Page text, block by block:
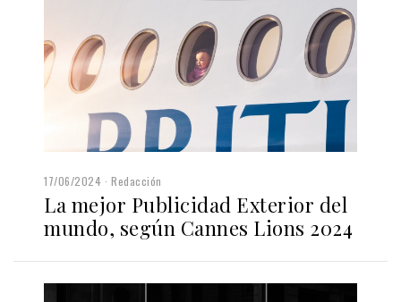
17/06/2024 Redacción
La mejor Publicidad Exterior del
mundo, según Cannes Lions 2024